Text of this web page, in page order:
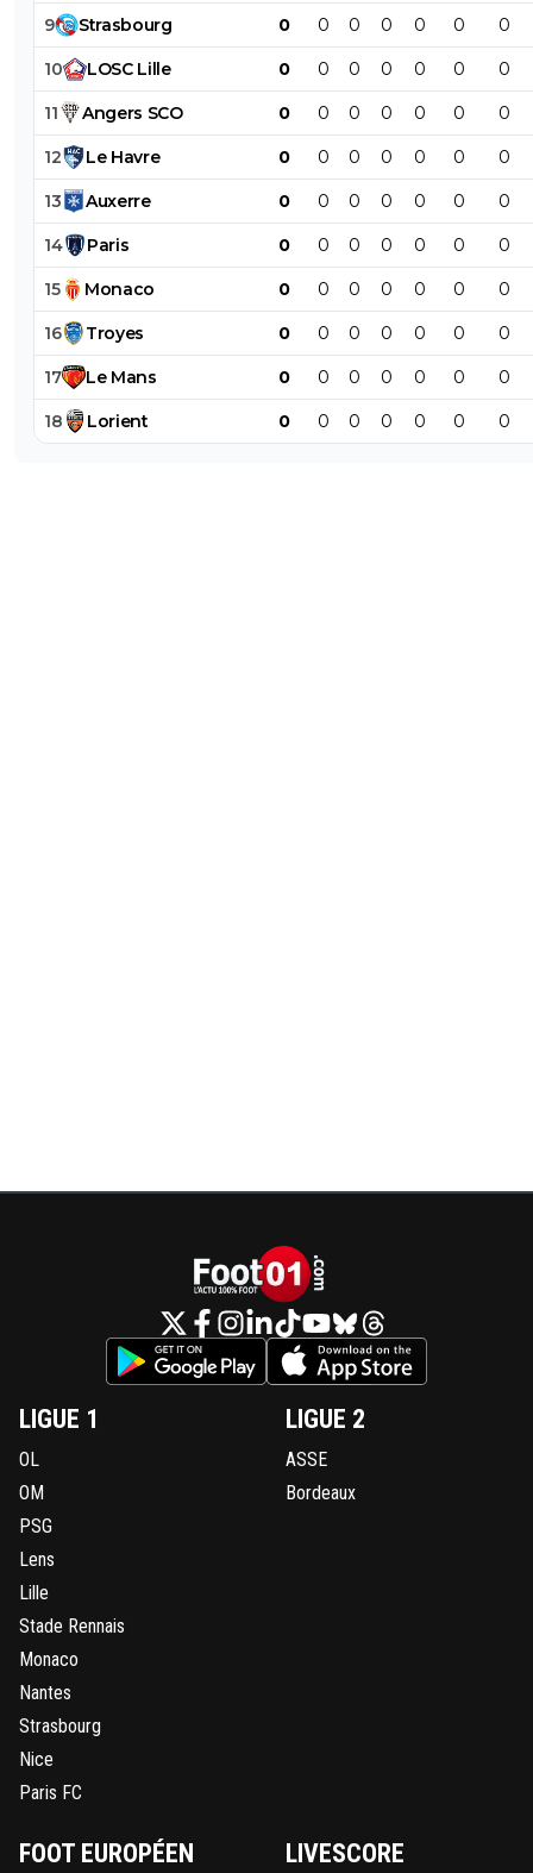
9 Strasbourg 0 0 0 0 0 0 0
10 LOSC Lille 0 0 0 0 0 0 0
11 Angers SCO 0 0 0 0 0 0 0
12 Le Havre 0 0 0 0 0 0 0
13 Auxerre 0 0 0 0 0 0 0
14 Paris 0 0 0 0 0 0 0
15 Monaco 0 0 0 0 0 0 0
16 Troyes 0 0 0 0 0 0 0
17 Le Mans 0 0 0 0 0 0 0
18 Lorient 0 0 0 0 0 0 0
LIGUE 1
OL
OM
PSG
Lens
Lille
Stade Rennais
Monaco
Nantes
Strasbourg
Nice
Paris FC
LIGUE 2
ASSE
Bordeaux
FOOT EUROPÉEN LIVESCORE